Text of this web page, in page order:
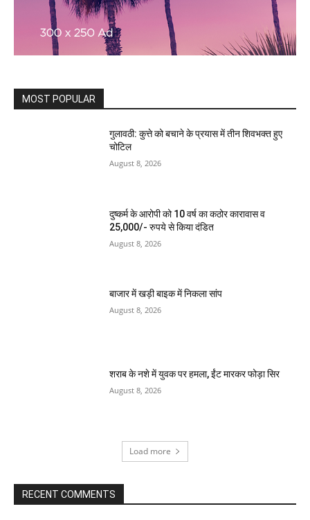
MOST POPULAR
गुलावठी: कुत्ते को बचाने के प्रयास में तीन शिवभक्त हुए
चोटिल
August 8, 2026
दुष्कर्म के आरोपी को 10 वर्ष का कठोर कारावास व
25,000/- रुपये से किया दंडित
August 8, 2026
बाजार में खड़ी बाइक में निकला सांप
August 8, 2026
शराब के नशे में युवक पर हमला, ईंट मारकर फोड़ा सिर
August 8, 2026
Load more
RECENT COMMENTS